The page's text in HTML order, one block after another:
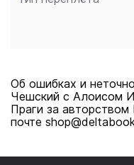
Об ошибках и
Чешский с Алоисом
Праги за
почте